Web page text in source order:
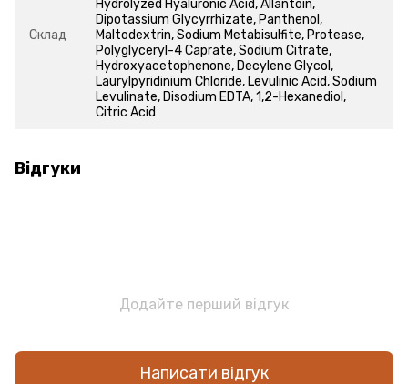
Склад
Hydrolyzed Hyaluronic Acid, Allantoin,
Dipotassium Glycyrrhizate, Panthenol,
Maltodextrin, Sodium Metabisulfite, Protease,
Polyglyceryl-4 Caprate, Sodium Citrate,
Hydroxyacetophenone, Decylene Glycol,
Laurylpyridinium Chloride, Levulinic Acid, Sodium
Levulinate, Disodium EDTA, 1,2-Hexanediol,
Citric Acid
Відгуки
Додайте перший відгук
Написати відгук